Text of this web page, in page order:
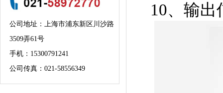
公司地址：上海市浦东新区川沙路
3509弄61号
手机： 15300791241
公司传真：021-58556349
10、输出